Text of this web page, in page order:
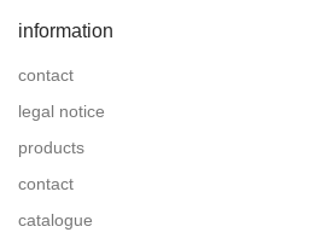
information
contact
legal notice
products
contact
catalogue